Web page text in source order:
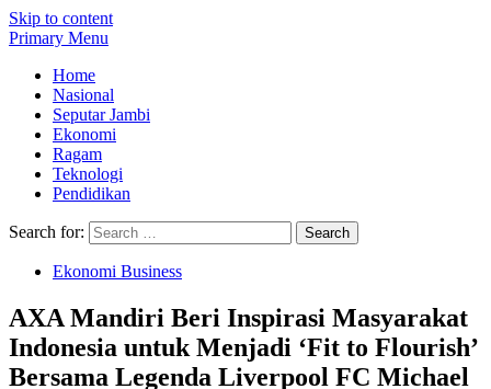
Skip to content
Primary Menu
Home
Nasional
Seputar Jambi
Ekonomi
Ragam
Teknologi
Pendidikan
Search for:
Ekonomi Business
AXA Mandiri Beri Inspirasi Masyarakat
Indonesia untuk Menjadi ‘Fit to Flourish’
Bersama Legenda Liverpool FC Michael